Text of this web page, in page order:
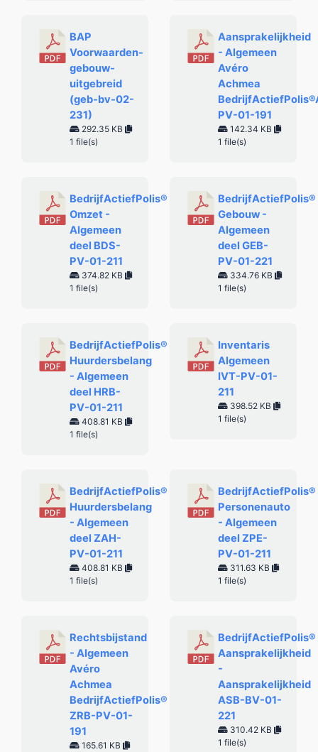
BAP
Voorwaarden-
gebouw-
uitgebreid
(geb-bv-02-
231)
292.35 KB
1 file(s)
Aansprakelijkheid
- Algemeen
Avéro
Achmea
PV-01-191
142.34 KB
1 file(s)
BedrijfActiefPolis®
Omzet -
Algemeen
deel BDS-
PV-01-211
374.82 KB
1 file(s)
BedrijfActiefPolis®
Gebouw -
Algemeen
deel GEB-
PV-01-221
334.76 KB
1 file(s)
BedrijfActiefPolis®
Huurdersbelang
- Algemeen
deel HRB-
PV-01-211
408.81 KB
1 file(s)
Inventaris
Algemeen
IVT-PV-01-
211
398.52 KB
1 file(s)
BedrijfActiefPolis®
Huurdersbelang
- Algemeen
deel ZAH-
PV-01-211
408.81 KB
1 file(s)
BedrijfActiefPolis®
Personenauto
- Algemeen
deel ZPE-
PV-01-211
311.63 KB
1 file(s)
Rechtsbijstand
- Algemeen
Avéro
Achmea
BedrijfActiefPolis®
ZRB-PV-01-
191
165.61 KB
BedrijfActiefPolis®
Aansprakelijkheid
-
Aansprakelijkheid
ASB-BV-01-
221
310.42 KB
1 file(s)